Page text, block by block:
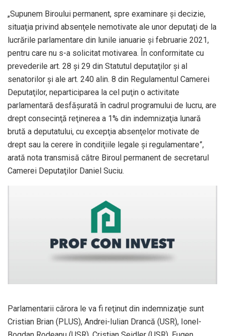
„Supunem Biroului permanent, spre examinare şi decizie,
situaţia privind absenţele nemotivate ale unor deputaţi de la
lucrările parlamentare din lunile ianuarie şi februarie 2021,
pentru care nu s-a solicitat motivarea. În conformitate cu
prevederile art. 28 şi 29 din Statutul deputaţilor şi al
senatorilor şi ale art. 240 alin. 8 din Regulamentul Camerei
Deputaţilor, neparticiparea la cel puţin o activitate
parlamentară desfăşurată în cadrul programului de lucru, are
drept consecinţă reţinerea a 1% din indemnizaţia lunară
brută a deputatului, cu excepţia absenţelor motivate de
drept sau la cerere în condiţiile legale şi regulamentare”,
arată nota transmisă către Biroul permanent de secretarul
Camerei Deputaţilor Daniel Suciu.
Parlamentarii cărora le va fi reţinut din indemnizaţie sunt
Cristian Brian (PLUS), Andrei-Iulian Drancă (USR), Ionel-